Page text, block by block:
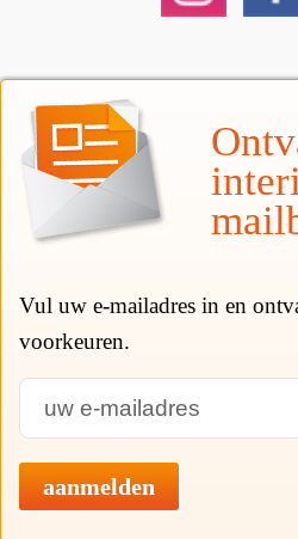
Vul uw e-mailadres in en
voorkeuren.
aanmelden